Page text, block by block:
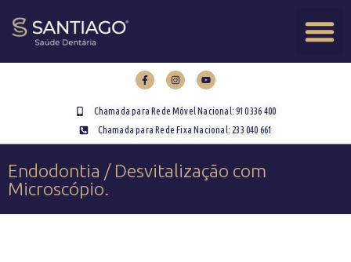
Chamada para Rede Móvel Nacional: 910 336 400
Chamada para Rede Fixa Nacional: 233 040 661​
Endodontia / Desvitalização com
Microscópio.